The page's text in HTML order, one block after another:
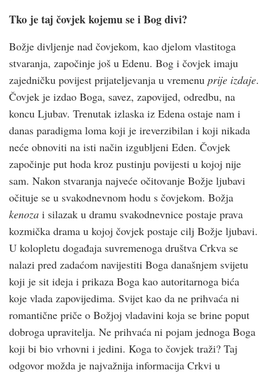
Tko je taj čovjek kojemu se i Bog divi?
Božje divljenje nad čovjekom, kao djelom vlastitoga
stvaranja, započinje još u Edenu. Bog i čovjek imaju
zajedničku povijest prijateljevanja u vremenu prije izdaje.
Čovjek je izdao Boga, savez, zapovijed, odredbu, na
koncu Ljubav. Trenutak izlaska iz Edena ostaje nam i
danas paradigma loma koji je ireverzibilan i koji nikada
neće obnoviti na isti način izgubljeni Eden. Čovjek
započinje put hoda kroz pustinju povijesti u kojoj nije
sam. Nakon stvaranja najveće očitovanje Božje ljubavi
očituje se u svakodnevnom hodu s čovjekom. Božja
kenoza i silazak u dramu svakodnevnice postaje prava
kozmička drama u kojoj čovjek postaje cilj Božje ljubavi.
U kolopletu događaja suvremenoga društva Crkva se
nalazi pred zadaćom navijestiti Boga današnjem svijetu
koji je sit ideja i prikaza Boga kao autoritarnoga bića
koje vlada zapovijedima. Svijet kao da ne prihvaća ni
romantične priče o Božjoj vladavini koja se brine poput
dobroga upravitelja. Ne prihvaća ni pojam jednoga Boga
koji bi bio vrhovni i jedini. Koga to čovjek traži? Taj
odgovor možda je najvažnija informacija Crkvi u